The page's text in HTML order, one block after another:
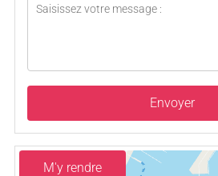
Envoyer
M'y rendre